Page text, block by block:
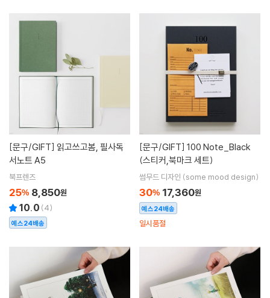
[문구/GIFT]
서노트 A5
북프렌즈
25% 8,850원
10.0 (4)
예스24배송
[문구/GIFT]
(스티커,북마크 세트)
썸무드 디자인 (some mood design)
30% 17,360원
예스24배송
일시품절